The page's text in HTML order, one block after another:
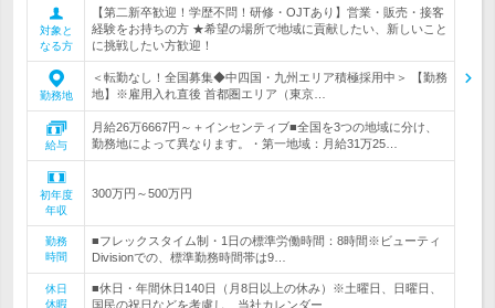
対象と
なる方
【第二新卒歓迎！学歴不問！研修・OJTあり】営業・販売・接客
経験をお持ちの方 ★希望の場所で地域に貢献したい、新しいこと
に挑戦したい方歓迎！
勤務地
＜転勤なし！全国募集◆中四国・九州エリア積極採用中＞ 【勤務
地】※雇用入れ直後 首都圏エリア（東京…
給与
月給26万6667円～＋インセンティブ■全国を3つの地域に分け、
勤務地によって異なります。・第一地域：月給31万25…
初年度
年収
300万円～500万円
勤務
時間
■フレックスタイム制・1日の標準労働時間：8時間※ビューティ
Divisionでの、標準勤務時間帯は9…
休日
休暇
■休日・年間休日140日（月8日以上の休み）※土曜日、日曜日、
国民の祝日などを考慮し、当社カレンダー…